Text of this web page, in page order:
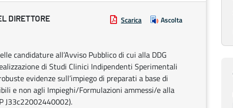
DIRETTORE
Scarica Ascolta
candidature all’Avviso Pubblico di cui alla DDG
di Studi Clinici Indipendenti Sperimentali
evidenze sull’impiego di preparati a base di
e non agli Impieghi/Formulazioni ammessi/e alla
J33c22002440002).